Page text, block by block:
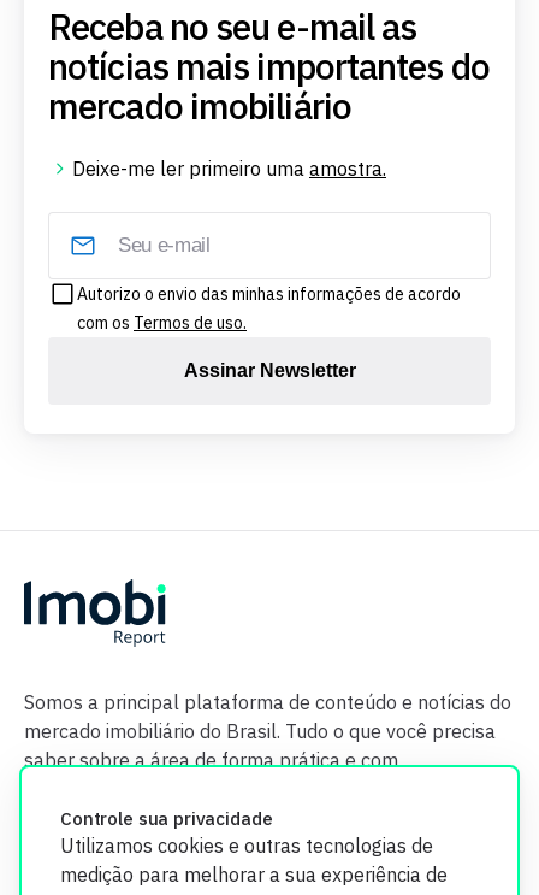
Controle sua privacidade
Utilizamos cookies e outras tecnologias de
medição para melhorar a sua experiência de
Receba no seu e-mail as
notícias mais importantes do
mercado imobiliário
Deixe-me ler primeiro uma amostra.
Autorizo o envio das minhas informações de acordo
com os Termos de uso.
Assinar Newsletter
Somos a principal plataforma de conteúdo e notícias do
mercado imobiliário do Brasil. Tudo o que você precisa
saber sobre a área de forma prática e com